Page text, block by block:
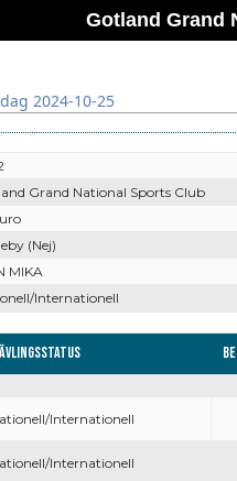
Gotland Grand
2024-10-25
Grand National Sports Club
(Nej)
MIKA
Internationell
Internationell
Internationell